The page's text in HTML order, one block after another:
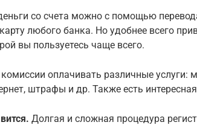
со счета можно с помощью
любого банка. Но удобнее всего
вы пользуетесь чаще всего.
оплачивать различные услуги:
штрафы и др. Также есть
Долгая и сложная процедура